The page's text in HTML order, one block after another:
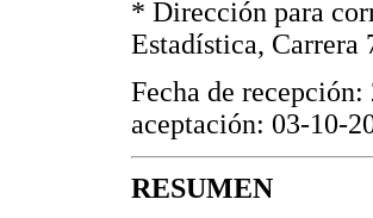
* Dirección para
Estadística, Carrera
Fecha de
aceptación: 03-10-
RESUMEN